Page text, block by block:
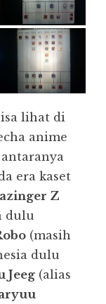
lihat di
anime
era kaset
Z
dulu
(masih
dulu
Jeeg (alias